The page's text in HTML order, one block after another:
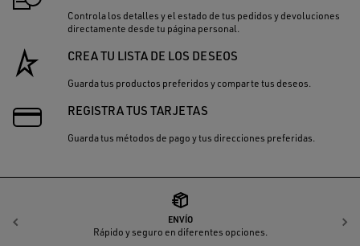
Controla los detalles y el estado de tus pedidos y devoluciones
directamente desde tu página personal.
CREA TU LISTA DE LOS DESEOS
Guarda tus productos preferidos y comparte tus deseos.
REGISTRA TUS TARJETAS
Guarda tus métodos de pago y tus direcciones preferidas.
ENVÍO
Rápido y seguro en diferentes opciones.
Anterior